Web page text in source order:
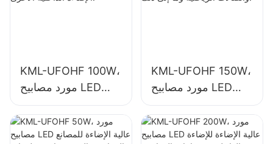
KML-UFOHF 100W،
مورد مصابيح LED
عالية الإضاءة للمصانع
الصناعية والمستودعات
وتطبيقات الإضاءة
KML-UFOHF 150W،
مورد مصابيح LED
عالية الإضاءة للإضاءة
الداخلية في المصانع
الصناعية والصالات